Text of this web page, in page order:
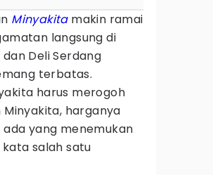
Minyakitamakin ramai
langsung di
Deli Serdang
terbatas.
harus merogoh
harganya
ada yang menemukan
kata salah satu